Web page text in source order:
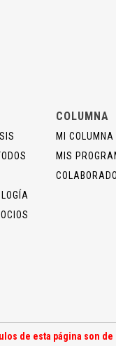
COLUMNA
MI COLUMNA
MIS
de esta página son